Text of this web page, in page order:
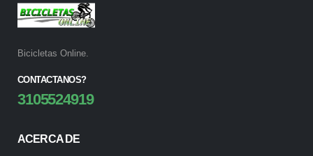
Bicicletas Online.
CONTACTANOS?
3105524919
ACERCA DE